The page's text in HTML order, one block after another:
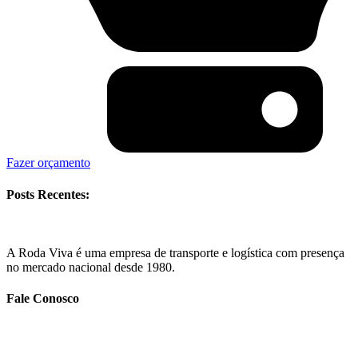
Fazer orçamento
Posts Recentes:
A Roda Viva é uma empresa de transporte e logística com presença
no mercado nacional desde 1980.
Fale Conosco